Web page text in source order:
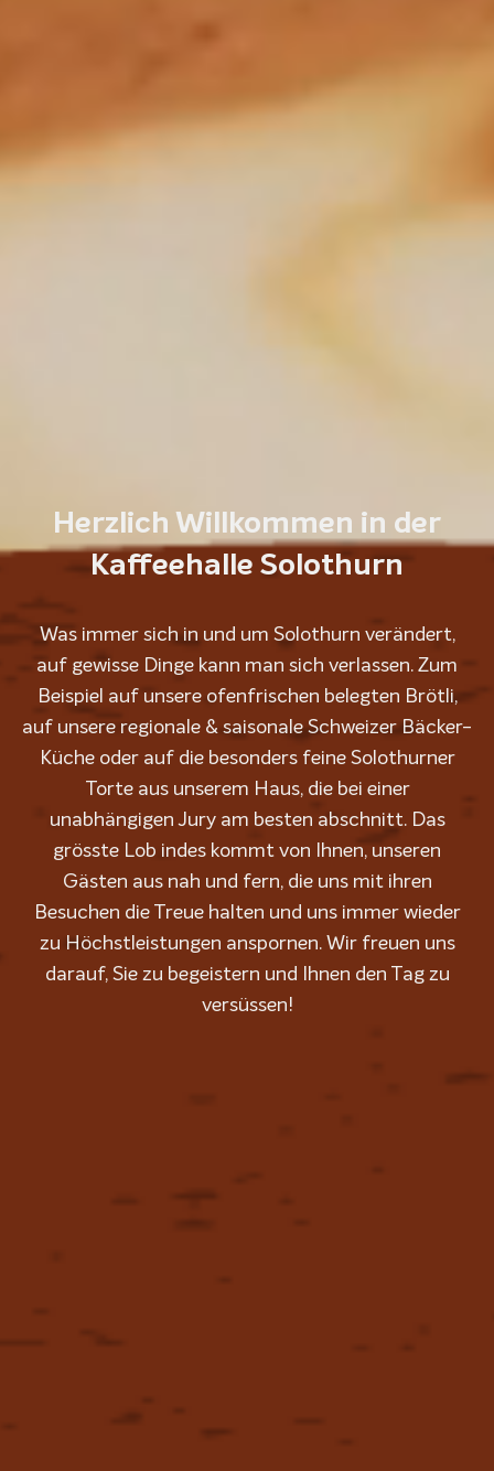
Herzlich Willkommen in der
Kaffeehalle Solothurn
Was immer sich in und um Solothurn verändert,
auf gewisse Dinge kann man sich verlassen. Zum
Beispiel auf unsere ofenfrischen belegten Brötli,
auf unsere regionale & saisonale Schweizer Bäcker-
Küche oder auf die besonders feine Solothurner
Torte aus unserem Haus, die bei einer
unabhängigen Jury am besten abschnitt. Das
grösste Lob indes kommt von Ihnen, unseren
Gästen aus nah und fern, die uns mit ihren
Besuchen die Treue halten und uns immer wieder
zu Höchstleistungen anspornen. Wir freuen uns
darauf, Sie zu begeistern und Ihnen den Tag zu
versüssen!